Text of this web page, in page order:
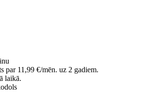
par 11,99 €/mēn. uz 2 gadiem.
laikā.